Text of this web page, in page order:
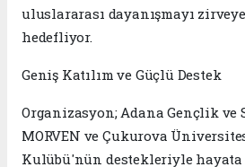
uluslararası dayanışmayı zirveye
hedefliyor.
​Geniş Katılım ve Güçlü Destek
​Organizasyon; Adana Gençlik ve
MORVEN ve Çukurova
Kulübü'nün destekleriyle hayata